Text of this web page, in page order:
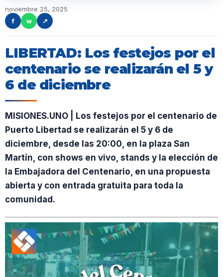
noviembre 25, 2025
f
w ↗
LIBERTAD: Los festejos por el
centenario se realizarán el 5 y
6 de diciembre
MISIONES.UNO | Los festejos por el centenario de
Puerto Libertad se realizarán el 5 y 6 de
diciembre, desde las 20:00, en la plaza San
Martín, con shows en vivo, stands y la elección de
la Embajadora del Centenario, en una propuesta
abierta y con entrada gratuita para toda la
comunidad.